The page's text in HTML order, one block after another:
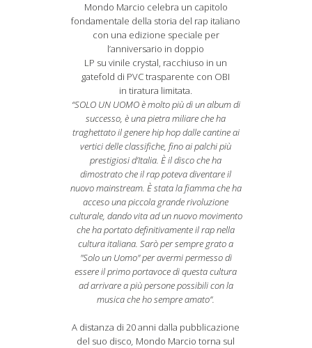
Mondo Marcio celebra un capitolo
fondamentale della storia del rap italiano
con una edizione speciale per
l’anniversario in doppio
LP su vinile crystal, racchiuso in un
gatefold di PVC trasparente con OBI
in tiratura limitata.
“SOLO UN UOMO è molto più di un album di
successo, è una pietra miliare che ha
traghettato il genere hip hop dalle cantine ai
vertici delle classifiche, fino ai palchi più
prestigiosi d’Italia. È il disco che ha
dimostrato che il rap poteva diventare il
nuovo mainstream. È stata la fiamma che ha
acceso una piccola grande rivoluzione
culturale, dando vita ad un nuovo movimento
che ha portato definitivamente il rap nella
cultura italiana. Sarò per sempre grato a
"Solo un Uomo" per avermi permesso di
essere il primo portavoce di questa cultura
ad arrivare a più persone possibili con la
musica che ho sempre amato”.
A distanza di 20 anni dalla pubblicazione
del suo disco, Mondo Marcio torna sul